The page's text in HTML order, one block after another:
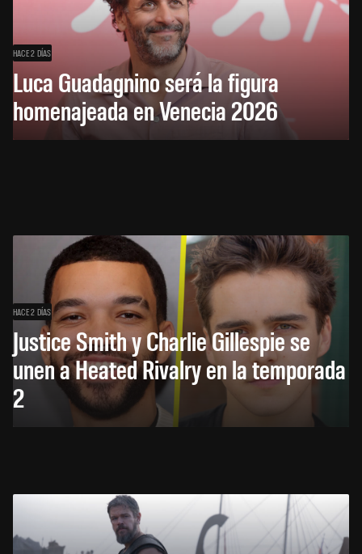
HACE 2 DÍAS
Luca Guadagnino será la figura
homenajeada en Venecia 2026
HACE 2 DÍAS
Justice Smith y Charlie Gillespie se
unen a Heated Rivalry en la temporada
2